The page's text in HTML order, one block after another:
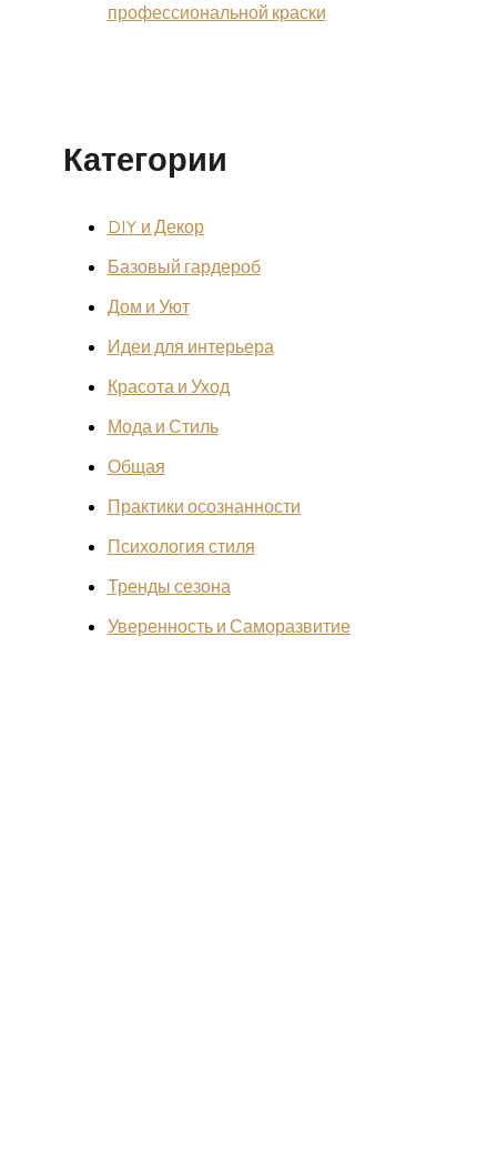
профессиональной краски
Категории
DIY и Декор
Базовый гардероб
Дом и Уют
Идеи для интерьера
Красота и Уход
Мода и Стиль
Общая
Практики осознанности
Психология стиля
Тренды сезона
Уверенность и Саморазвитие